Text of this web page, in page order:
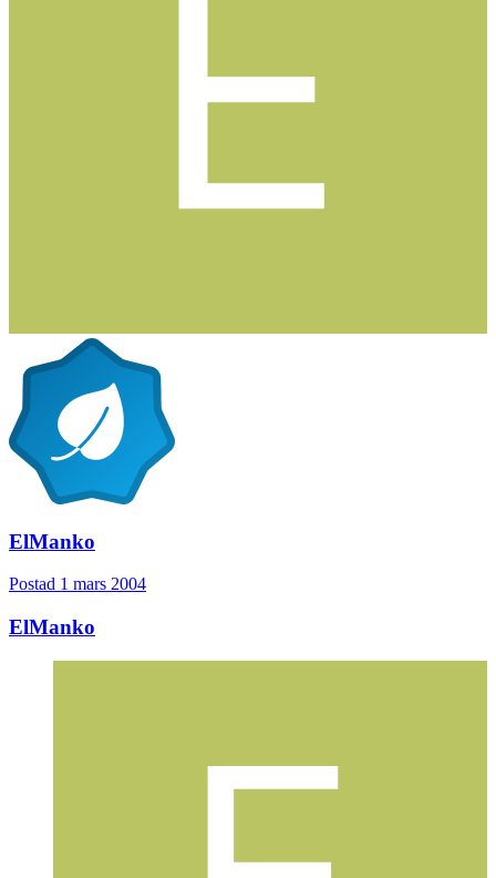
ElManko
Postad 1 mars 2004
ElManko